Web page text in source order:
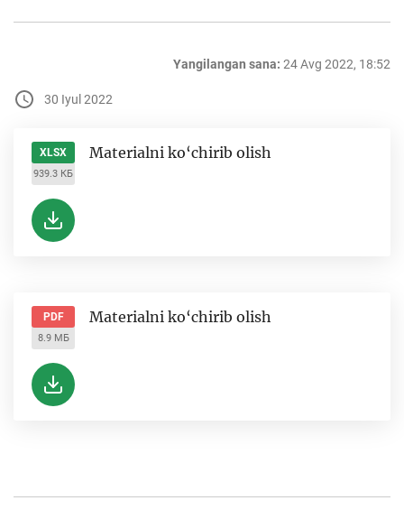
Yangilangan sana: 24 Avg 2022, 18:52
30 Iyul 2022
XLSX
939.3 КБ
Materialni ko‘chirib olish
PDF
8.9 МБ
Materialni ko‘chirib olish